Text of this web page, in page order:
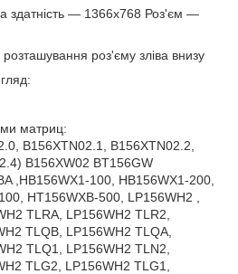
здатність — 1366х768 Роз'єм —
роз'єму зліва внизу
матриц:
B156XTN02.1, B156XTN02.2,
B156XW02 BT156GW
,HB156WX1-100, HB156WX1-200,
HT156WXB-500, LP156WH2 ,
TLRA, LP156WH2 TLR2,
TLQB, LP156WH2 TLQA,
TLQ1, LP156WH2 TLN2,
TLG2, LP156WH2 TLG1,